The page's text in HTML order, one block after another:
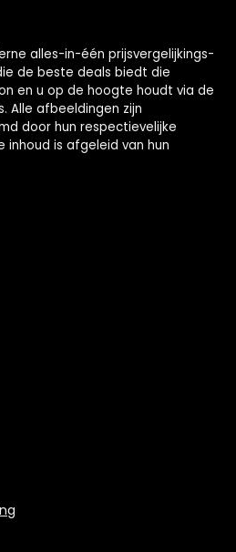
alles-in-één prijsvergelijkings-
de beste deals biedt die
en u op de hoogte houdt via de
Alle afbeeldingen zijn
door hun respectievelijke
inhoud is afgeleid van hun